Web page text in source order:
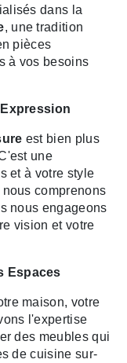
dans la
, une tradition
pièces
à vos besoins
est bien plus
une
et à votre style
comprenons
nous engageons
vision et votre
Espaces
maison, votre
l'expertise
des meubles qui
de cuisine sur-